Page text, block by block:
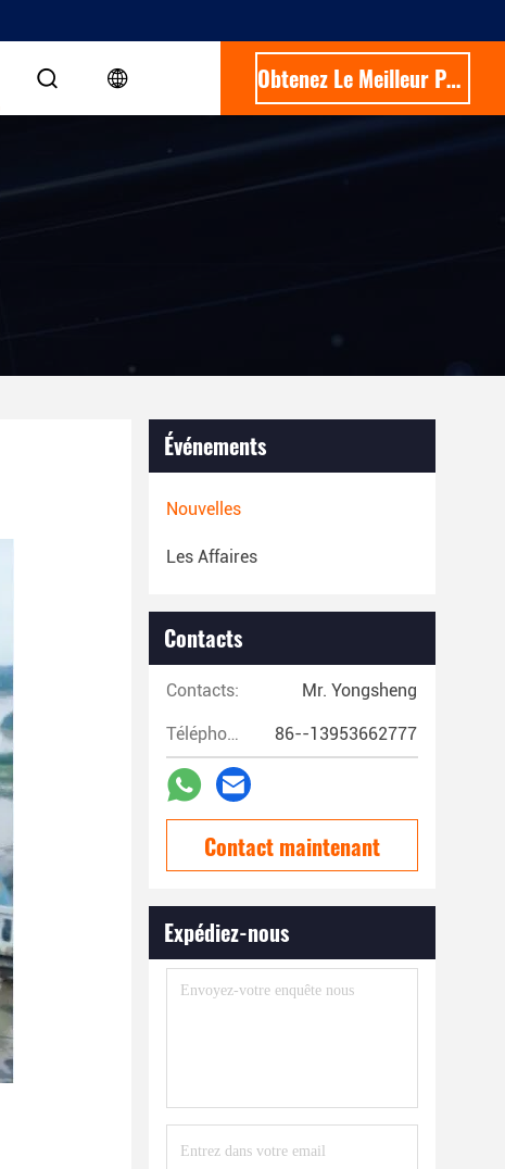
Obtenez Le Meilleur Prix
Événements
Nouvelles
Les Affaires
Contacts
Contacts: Mr. Yongsheng
Téléphone: 86--13953662777
Contact maintenant
Expédiez-nous